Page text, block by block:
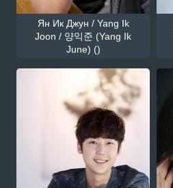
Ян Ик Джун / Yang Ik
Joon / 양익준 (Yang Ik
June) ()